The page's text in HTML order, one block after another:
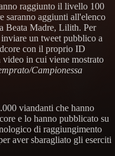
raggiunto il livello 100
saranno aggiunti all'elenco
Beata Madre, Lilith. Per
un tweet pubblico a
con il proprio ID
in cui viene mostrato
Campionessa
viandanti che hanno
e lo hanno pubblicato su
di raggiungimento
aver sbaragliato gli eserciti